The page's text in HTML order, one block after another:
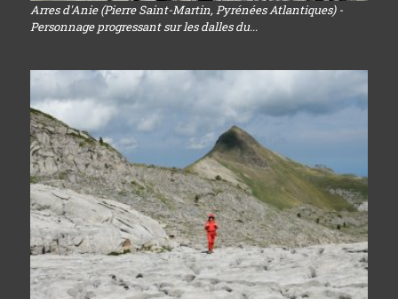
Arres d'Anie (Pierre Saint-Martin, Pyrénées Atlantiques) -
Personnage progressant sur les dalles du...